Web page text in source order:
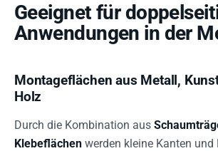
Geeignet für
Anwendungen in der
Montageflächen aus Metall,
Holz
Durch die Kombination aus
Klebeflächen werden kleine Kanten und